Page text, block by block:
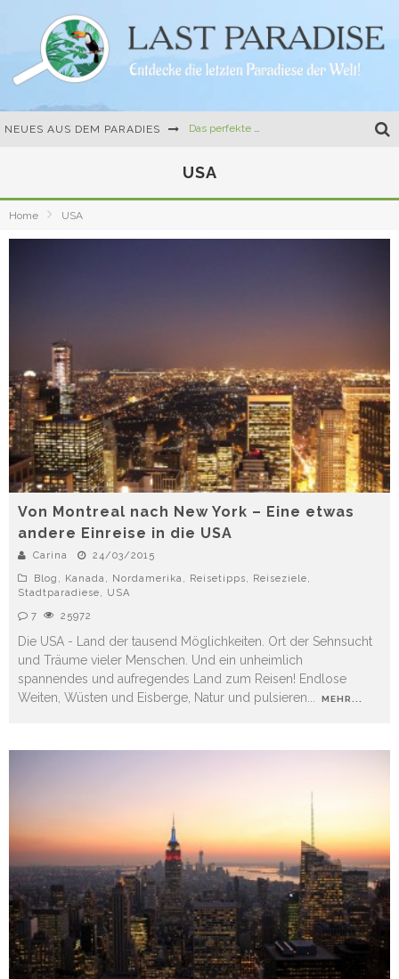
NEUES AUS DEM PARADIES
Die erste Buchvorstellung, Travel Hacks und eine kulinarische Herausforderung
USA
Home USA
Von Montreal nach New York – Eine etwas
andere Einreise in die USA
Carina
24/03/2015
Blog , Kanada , Nordamerika , Reisetipps, Reiseziele,
Stadtparadiese, USA
7
25972
Die USA - Land der tausend Möglichkeiten. Ort der Sehnsucht
und Träume vieler Menschen. Und ein unheimlich
spannendes und aufregendes Land zum Reisen! Endlose
Weiten, Wüsten und Eisberge, Natur und pulsieren... MEHR...